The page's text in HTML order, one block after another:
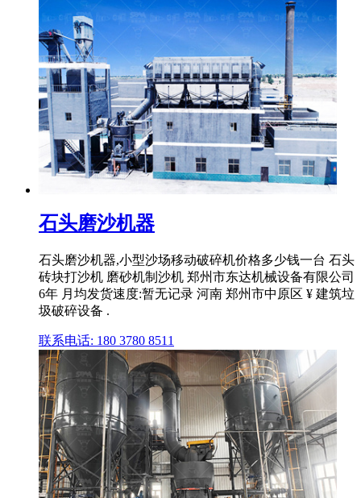
石头磨沙机器
石头磨沙机器,小型沙场移动破碎机价格多少钱一台 石头
砖块打沙机 磨砂机制沙机 郑州市东达机械设备有限公司
6年 月均发货速度:暂无记录 河南 郑州市中原区 ¥ 建筑垃
圾破碎设备 .
联系电话: 180 3780 8511